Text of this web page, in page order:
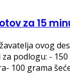
za 15
ovog
podlogu: -
100 grama